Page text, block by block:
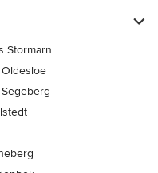
Stormarn
Oldesloe